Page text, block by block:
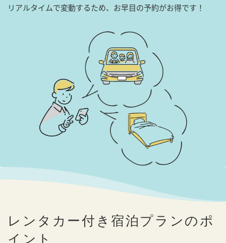
リアルタイムで変動するため、お早目の予約がお得です！
レンタカー付き宿泊プランのポ
イント